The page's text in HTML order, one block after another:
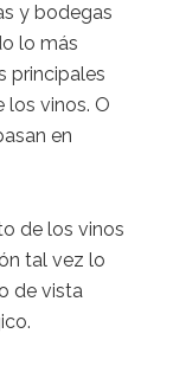
y bodegas
lo más
principales
los vinos. O
en
de los vinos
tal vez lo
de vista